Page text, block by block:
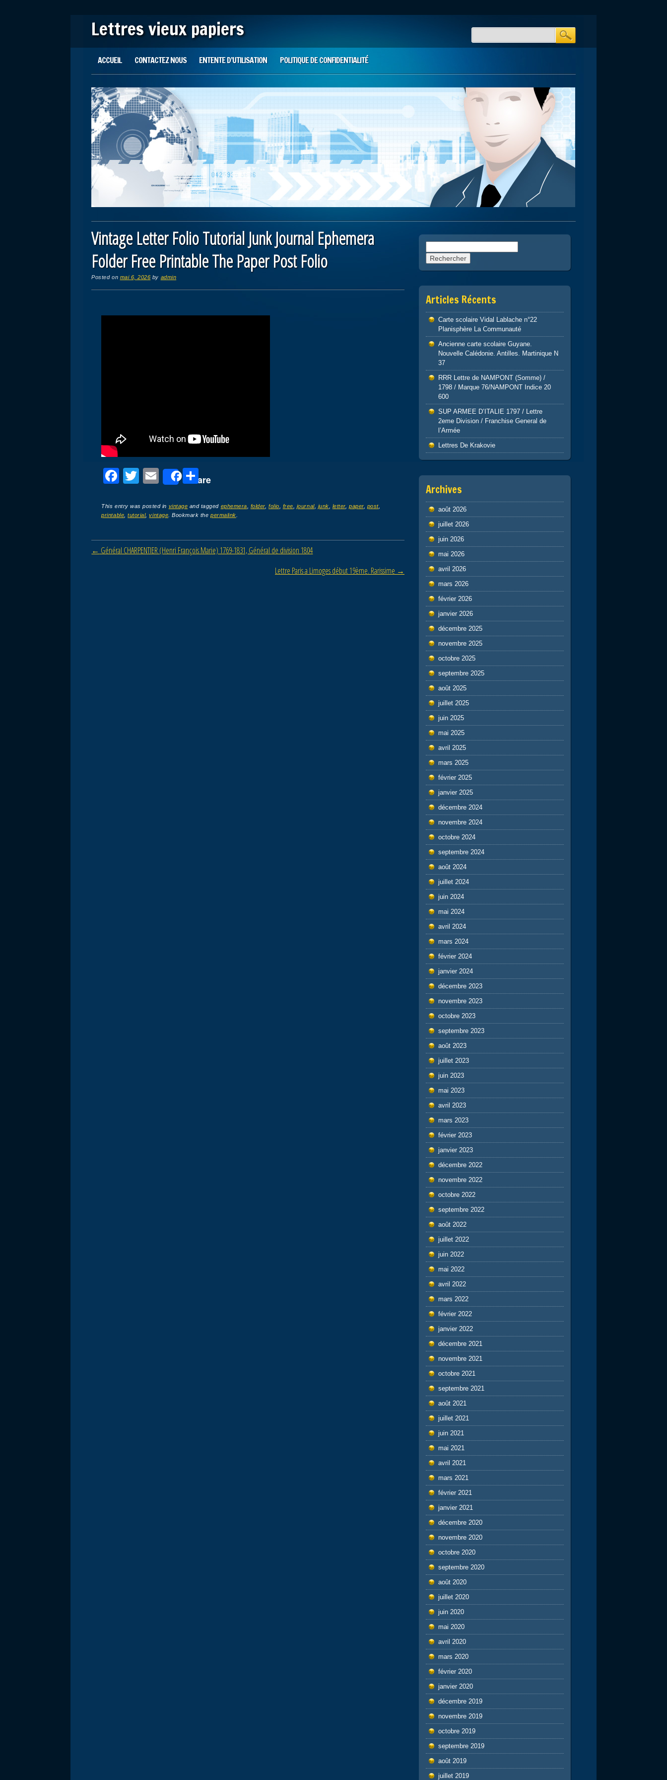
Lettres vieux papiers
Main menu
ACCUEIL CONTACTEZ NOUS ENTENTE D’UTILISATION POLITIQUE DE CONFIDENTIALITÉ
Vintage Letter Folio Tutorial Junk Journal Ephemera
Folder Free Printable The Paper Post Folio
Posted on mai 6, 2026 by admin
F
c
e
b
o
T
tt
er
E
ail
Share
P
ta
g
er
This entry was posted in vintage and tagged ephemera folder,folio free journal, junk letter,paper, post,
printable ,tutorial,vintage . Bookmark thepermalink
Post navigation
← Général CHARPENTIER (Henri François Marie) 1769-1831, Général de division 1804
Lettre Paris a Limoges début 19ème. Rarissime →
Articles Récents
Carte scolaire Vidal Lablache n°22
Planisphère La Communauté
Ancienne carte scolaire Guyane.
Nouvelle Calédonie. Antilles. Martinique N
37
RRR Lettre de NAMPONT (Somme) /
1798 / Marque 76/NAMPONT Indice 20
600
SUP ARMEE D’ITALIE 1797 / Lettre
2eme Division / Franchise General de
l’Armée
Lettres De Krakovie
Archives
août 2026
juillet 2026
juin 2026
mai 2026
avril 2026
mars 2026
février 2026
janvier 2026
décembre 2025
novembre 2025
octobre 2025
septembre 2025
août 2025
juillet 2025
juin 2025
mai 2025
avril 2025
mars 2025
février 2025
janvier 2025
décembre 2024
novembre 2024
octobre 2024
septembre 2024
août 2024
juillet 2024
juin 2024
mai 2024
avril 2024
mars 2024
février 2024
janvier 2024
décembre 2023
novembre 2023
octobre 2023
septembre 2023
août 2023
juillet 2023
juin 2023
mai 2023
avril 2023
mars 2023
février 2023
janvier 2023
décembre 2022
novembre 2022
octobre 2022
septembre 2022
août 2022
juillet 2022
juin 2022
mai 2022
avril 2022
mars 2022
février 2022
janvier 2022
décembre 2021
novembre 2021
octobre 2021
septembre 2021
août 2021
juillet 2021
juin 2021
mai 2021
avril 2021
mars 2021
février 2021
janvier 2021
décembre 2020
novembre 2020
octobre 2020
septembre 2020
août 2020
juillet 2020
juin 2020
mai 2020
avril 2020
mars 2020
février 2020
janvier 2020
décembre 2019
novembre 2019
octobre 2019
septembre 2019
août 2019
juillet 2019